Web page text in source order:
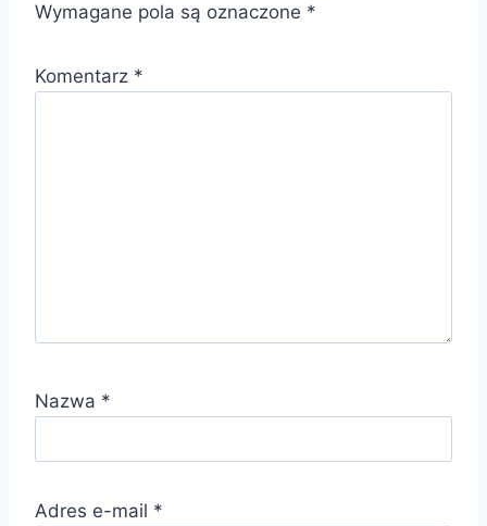
Wymagane pola są oznaczone *
Komentarz *
Nazwa *
Adres e-mail *